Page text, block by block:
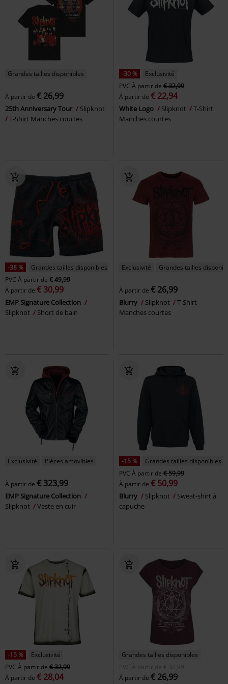
Grandes tailles disponibles
À partir de € 26,99
25th Anniversary Tour
Slipknot
T-Shirt Manches courtes
-30 %
Exclusivité
PVC À partir de € 32,99
À partir de € 22,94
White Logo Slipknot
T-Shirt
Manches courtes
-38 %
Grandes tailles disponibles
PVC À partir de € 49,99
À partir de € 30,99
EMP Signature Collection
Slipknot
Short de bain
Exclusivité Grandes tailles
À partir de € 26,99
Blurry Slipknot
T-Shirt
Manches courtes
Exclusivité Pièces amovibles
À partir de € 323,99
EMP Signature Collection
Slipknot
Veste en cuir
-15 %
Grandes tailles disponibles
PVC À partir de € 59,99
À partir de € 50,99
Blurry Slipknot
Sweat-shirt à
capuche
-15 %
Exclusivité
PVC À partir de € 32,99
À partir de € 28,04
Grandes tailles disponibles
PVC
À partir de € 32,99
À partir de € 26,99